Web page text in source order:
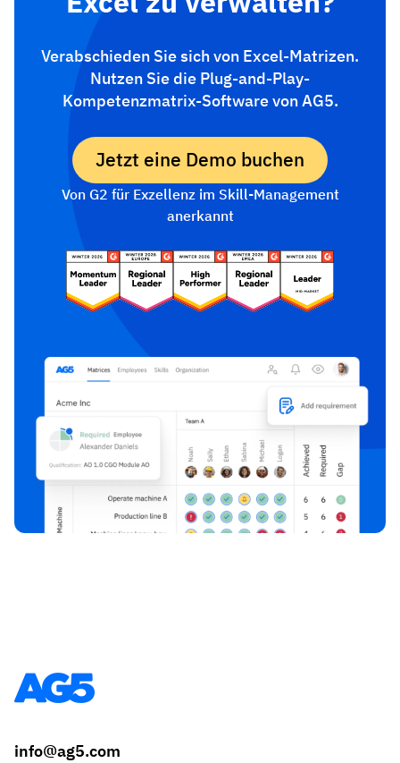
Verabschieden Sie sich von Excel-Matrizen.
Nutzen Sie die Plug-and-Play-
Kompetenzmatrix-Software von AG5.
Jetzt eine Demo buchen
Von G2 für Exzellenz im Skill-Management
anerkannt
info@ag5.com